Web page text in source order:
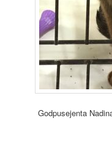
Godpusejenta